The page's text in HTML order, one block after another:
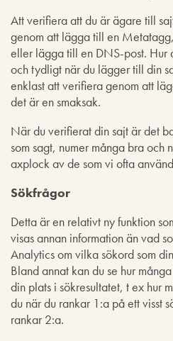
Att verifiera att du är ägare till
genom att lägga till en
eller lägga till en DNS-post. Hur
och tydligt när du lägger till din
enklast att verifiera genom att
det är en smaksak.
När du verifierat din sajt är det
som sagt, numer många bra och
axplock av de som vi ofta
Sökfrågor
Detta är en relativt ny funktion
visas annan information än vad
Analytics om vilka sökord som
Bland annat kan du se hur
din plats i sökresultatet, t ex hur
du när du rankar 1:a på ett visst
rankar 2:a.